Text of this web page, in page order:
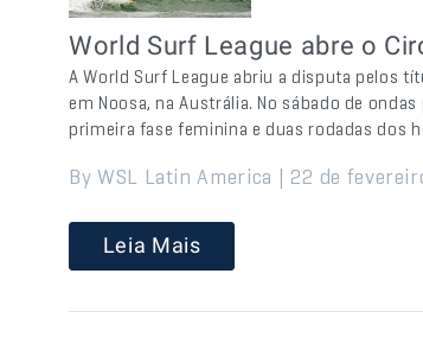
World Surf League abre o
A World Surf League abriu a disputa pelos
em Noosa, na Austrália. No sábado de
primeira fase feminina e duas rodadas dos
By WSL Latin America | 22 de
Leia Mais